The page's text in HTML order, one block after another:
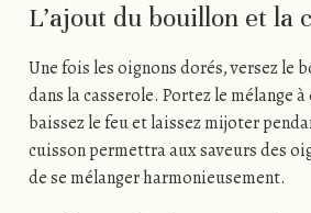
L’ajout du bouillon et la
Une fois les oignons dorés, versez le
dans la casserole. Portez le mélange
baissez le feu et laissez mijoter
cuisson permettra aux saveurs des
de se mélanger harmonieusement.